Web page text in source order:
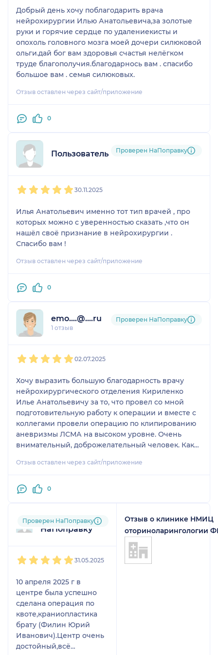
Добрый день хочу поблагодарить врача
нейрохирургии Илью Анатольевича,за золотые
руки и горячие сердце по удалениекисты и
опохоль головного мозга моей дочери силюковой
ольги.дай бог вам здоровья счастья нелёгком
труде благополучия.благодарнось вам . спасибо
большое вам . семья силюковых.
Отзыв оставлен через сайт/приложение
0
Пользователь НаПоправку
Проверен НаПоправку
30.11.2025
Илья Анатольевич именно тот тип врачей , про
которых можно с уверенностью сказать ,что он
нашёл своё признание в нейрохирургии .
Спасибо вам !
Отзыв оставлен через сайт/приложение
0
emo....@....ru
1 отзыв
Проверен НаПоправку
02.07.2025
Хочу выразить большую благодарность врачу
нейрохирургического отделения Кириленко
Илье Анатольевичу за то, что провел со мной
подготовительную работу к операции и вместе с
коллегами провели операцию по клипированию
аневризмы ЛСМА на высоком уровне. Очень
внимательный, доброжелательный человек. Как
после операции и оказывал большое внимание
Спасибо Вам за Ваш благородный труд и
месте.
Отзыв оставлен через сайт/приложение
0
Пользователь
НаПоправку
Проверен НаПоправку
31.05.2025
10 апреля 2025 г в
центре была успешно
сделана операция по
квоте,краниопластика
брату (Филин Юрий
Иванович).Центр очень
достойный,всё
Отзыв о клинике НМИЦ
оториноларингологии